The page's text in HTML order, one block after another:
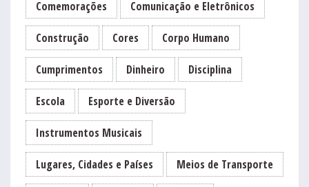
Comemorações Comunicação e Eletrônicos
Construção Cores Corpo Humano
Cumprimentos Dinheiro Disciplina
Escola Esporte e Diversão
Instrumentos Musicais
Lugares, Cidades e Países Meios de Transporte